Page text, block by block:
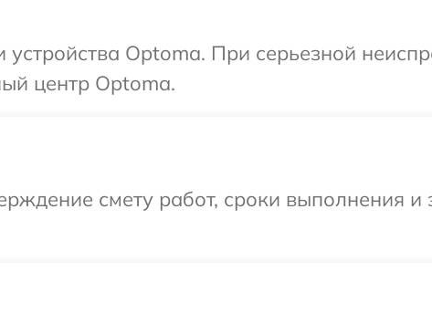
Optoma. При серьезной
центр Optoma.
смету работ, сроки выполнения и